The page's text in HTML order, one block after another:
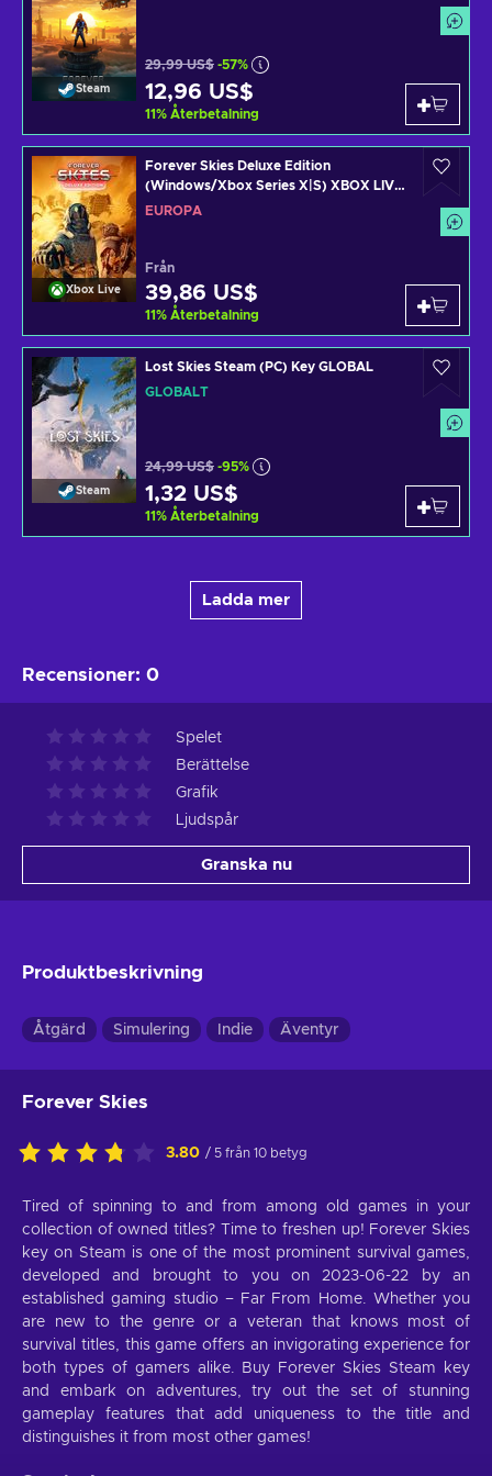
Steam
29,99 US$ -57%
12,96 US$
11% Återbetalning
Xbox Live
Forever Skies Deluxe Edition
(Windows/Xbox Series X|S) XBOX LIVE
Key EUROPE
EUROPA
Från
39,86 US$
11% Återbetalning
Steam
Lost Skies Steam (PC) Key GLOBAL
GLOBALT
24,99 US$ -95%
1,32 US$
11% Återbetalning
Ladda mer
Recensioner: 0
Spelet
Berättelse
Grafik
Ljudspår
Granska nu
Produktbeskrivning
Åtgärd Simulering Indie Äventyr
Forever Skies
3.80 / 5 från 10 betyg
Tired of spinning to and from among old games in your
collection of owned titles? Time to freshen up! Forever Skies
key on Steam is one of the most prominent survival games,
developed and brought to you on 2023-06-22 by an
established gaming studio – Far From Home. Whether you
are new to the genre or a veteran that knows most of
survival titles, this game offers an invigorating experience for
both types of gamers alike. Buy Forever Skies Steam key
and embark on adventures, try out the set of stunning
gameplay features that add uniqueness to the title and
distinguishes it from most other games!